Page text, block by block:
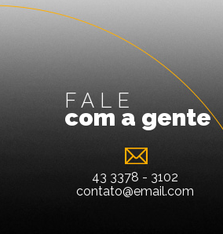
FALE
com a gente
43 3378 - 3102
contato@email.com